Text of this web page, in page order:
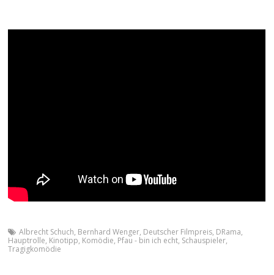
Albrecht Schuch, Bernhard Wenger, Deutscher Filmpreis, DRama,
Hauptrolle, Kinotipp, Komödie, Pfau - bin ich echt, Schauspieler,
Tragigkomödie